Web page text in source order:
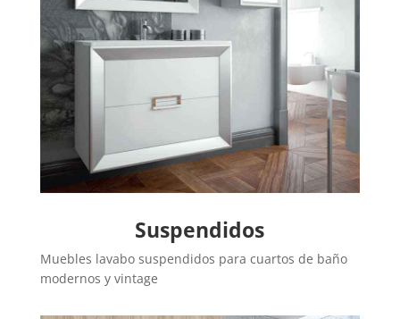
Suspendidos
Muebles lavabo suspendidos para cuartos de baño
modernos y vintage